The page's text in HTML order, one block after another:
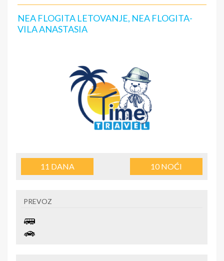
NEA FLOGITA LETOVANJE, NEA FLOGITA-
VILA ANASTASIA
11 DANA 10NOĆI
PREVOZ